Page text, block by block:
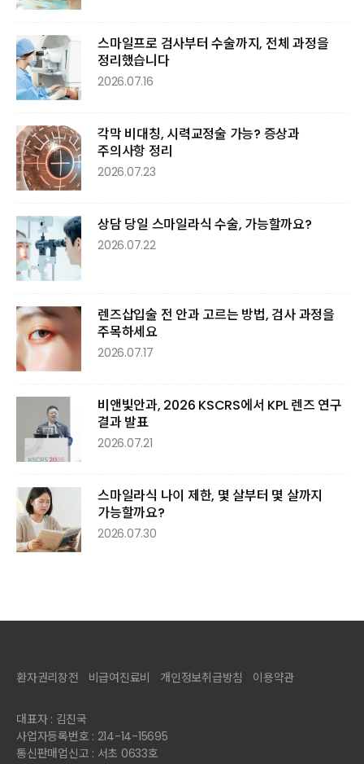
스마일프로 검사부터 수술까지, 전체 과정을
정리했습니다
2026.07.16
각막 비대칭, 시력교정술 가능? 증상과
주의사항 정리
2026.07.23
상담 당일 스마일라식 수술, 가능할까요?
2026.07.22
렌즈삽입술 전 안과 고르는 방법, 검사 과정을
주목하세요
2026.07.17
비앤빛안과, 2026 KSCRS에서 KPL 렌즈 연구
결과 발표
2026.07.21
스마일라식 나이 제한, 몇 살부터 몇 살까지
가능할까요?
2026.07.30
환자권리장전 비급여진료비 개인정보취급방침 이용약관
대표자 : 김진국
사업자등록번호 : 214-14-15695
통신판매업신고 : 서초 0633호